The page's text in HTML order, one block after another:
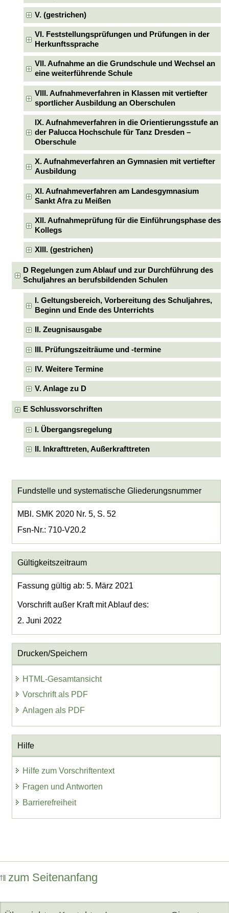
V. (gestrichen)
VI. Feststellungsprüfungen und Prüfungen in der
Herkunftssprache
VII. Aufnahme an die Grundschule und Wechsel an
eine weiterführende Schule
VIII. Aufnahmeverfahren in Klassen mit vertiefter
sportlicher Ausbildung an Oberschulen
IX. Aufnahmeverfahren in die Orientierungsstufe an
der Palucca Hochschule für Tanz Dresden –
Oberschule
X. Aufnahmeverfahren an Gymnasien mit vertiefter
Ausbildung
XI. Aufnahmeverfahren am Landesgymnasium
Sankt Afra zu Meißen
XII. Aufnahmeprüfung für die Einführungsphase des
Kollegs
XIII. (gestrichen)
D Regelungen zum Ablauf und zur Durchführung des
Schuljahres an berufsbildenden Schulen
I. Geltungsbereich, Vorbereitung des Schuljahres,
Beginn und Ende des Unterrichts
II. Zeugnisausgabe
III. Prüfungszeiträume und -termine
IV. Weitere Termine
V. Anlage zu D
E Schlussvorschriften
I. Übergangsregelung
II. Inkrafttreten, Außerkrafttreten
Fundstelle und systematische Gliederungsnummer
MBl. SMK 2020 Nr. 5, S. 52
Fsn-Nr.: 710-V20.2
Gültigkeitszeitraum
Fassung gültig ab: 5. März 2021
Vorschrift außer Kraft mit Ablauf des:
2. Juni 2022
Drucken/Speichern
HTML-Gesamtansicht
Vorschrift als PDF
Anlagen als PDF
Hilfe
Hilfe zum Vorschriftentext
Fragen und Antworten
Barrierefreiheit
zum Seitenanfang